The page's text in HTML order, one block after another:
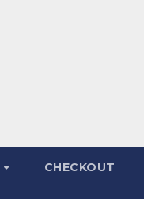
CHECKOUT